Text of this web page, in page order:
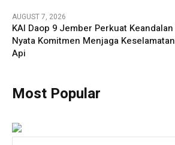
AUGUST 7, 2026
KAI Daop 9 Jember Perkuat
Nyata Komitmen Menjaga
Api
Most Popular